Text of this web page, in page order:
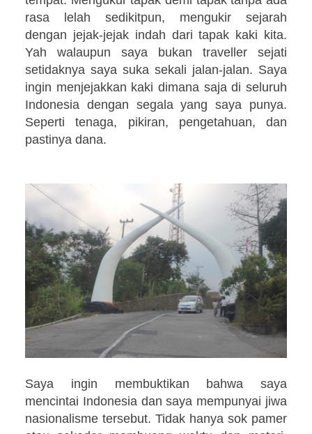
rasa lelah sedikitpun, mengukir sejarah
dengan jejak-jejak indah dari tapak kaki kita.
Yah walaupun saya bukan traveller sejati
setidaknya saya suka sekali jalan-jalan. Saya
ingin menjejakkan kaki dimana saja di seluruh
Indonesia dengan segala yang saya punya.
Seperti tenaga, pikiran, pengetahuan, dan
pastinya dana.
Saya ingin membuktikan bahwa saya
mencintai Indonesia dan saya mempunyai jiwa
nasionalisme tersebut. Tidak hanya sok pamer